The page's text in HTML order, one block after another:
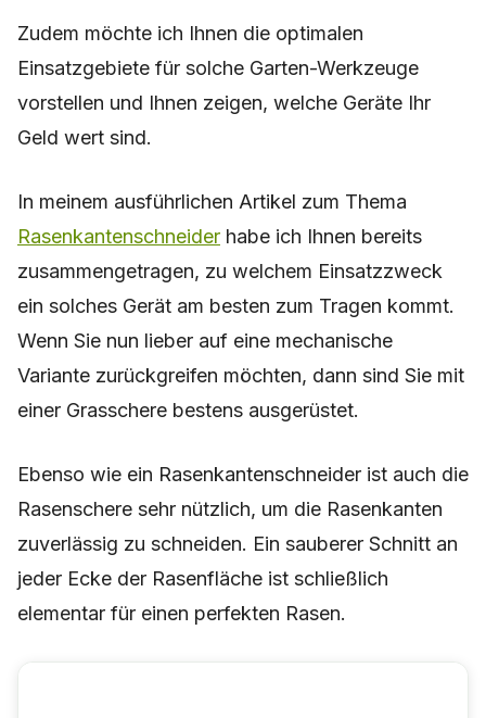
Zudem möchte ich Ihnen die optimalen
Einsatzgebiete für solche Garten-Werkzeuge
vorstellen und Ihnen zeigen, welche Geräte Ihr
Geld wert sind.
In meinem ausführlichen Artikel zum Thema
Rasenkantenschneider habe ich Ihnen bereits
zusammengetragen, zu welchem Einsatzzweck
ein solches Gerät am besten zum Tragen kommt.
Wenn Sie nun lieber auf eine mechanische
Variante zurückgreifen möchten, dann sind Sie mit
einer Grasschere bestens ausgerüstet.
Ebenso wie ein Rasenkantenschneider ist auch die
Rasenschere sehr nützlich, um die Rasenkanten
zuverlässig zu schneiden. Ein sauberer Schnitt an
jeder Ecke der Rasenfläche ist schließlich
elementar für einen perfekten Rasen.